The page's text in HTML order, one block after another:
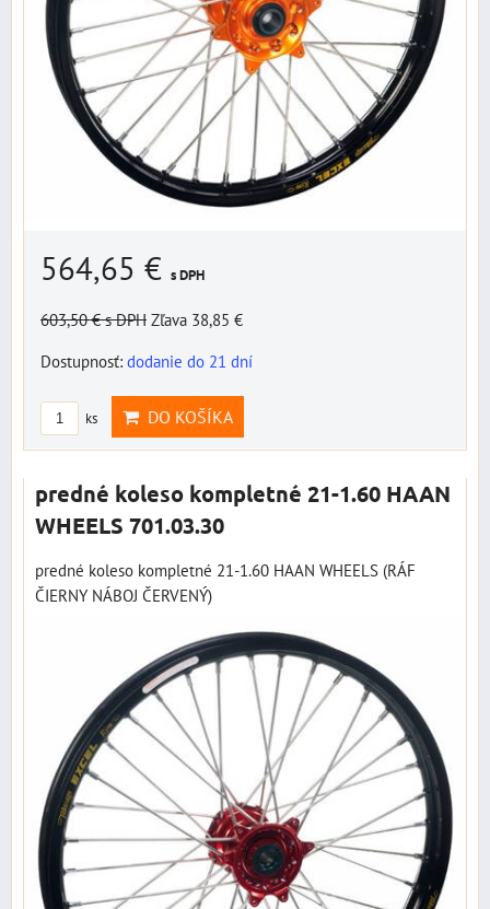
564,65 € s DPH
603,50 €s DPH Zľava 38,85 €
Dostupnosť: dodanie do 21 dní
ks DO KOŠÍKA
predné koleso kompletné 21-1.60 HAAN
WHEELS 701.03.30
predné koleso kompletné 21-1.60 HAAN WHEELS (RÁF
ČIERNY NÁBOJ ČERVENÝ)